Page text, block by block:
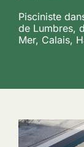
Pisciniste
de Lumbres,
Mer, Calais,